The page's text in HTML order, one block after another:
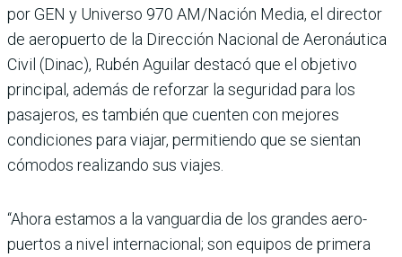
por GEN y Universo 970 AM/Nación Media, el director
de aeropuerto de la Dirección Nacional de Aeronáutica
Civil (Dinac), Rubén Aguilar destacó que el objetivo
principal, ade­más de reforzar la seguri­dad para los
pasajeros, es también que cuenten con mejores
condiciones para viajar, permitiendo que se sientan
cómodos realizando sus viajes.
“Ahora estamos a la van­guardia de los grandes aero­
puertos a nivel internacio­nal; son equipos de primera